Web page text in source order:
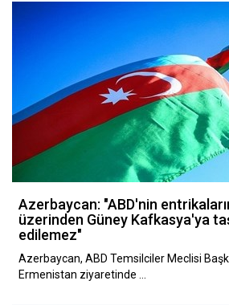
Azerbaycan: "ABD'nin
üzerinden Güney Kafkasya'ya
edilemez"
Azerbaycan, A BD Temsilciler Meclisi
Ermenistan ziyaretinde …